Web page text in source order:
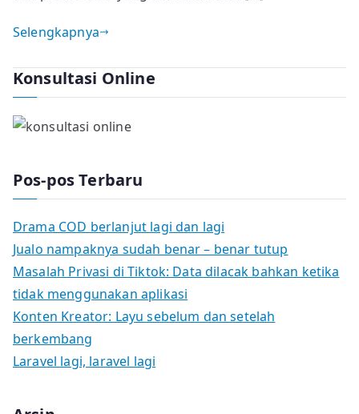
Selengkapnya
Konsultasi Online
Pos-pos Terbaru
Drama COD berlanjut lagi dan lagi
Jualo nampaknya sudah benar – benar tutup
Masalah Privasi di Tiktok: Data dilacak bahkan ketika
tidak menggunakan aplikasi
Konten Kreator: Layu sebelum dan setelah
berkembang
Laravel lagi, laravel lagi